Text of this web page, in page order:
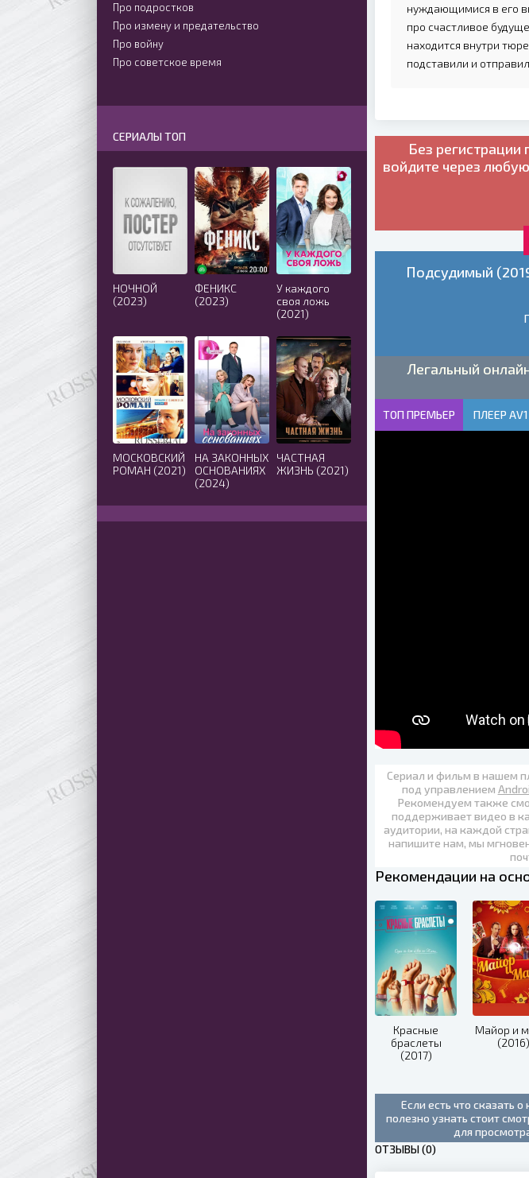
нуждающимися в его
про счастливое
находится внутри
подставили и
Без регистрации
войдите через
Подсудимый
Легальный
ТОП ПРЕМЬЕР ПЛЕЕР AV1
Сериал и фильм в нашем
под управлением
Рекомендуем также
поддерживает видео в
аудитории, на каждой
напишите нам, мы
Рекомендации на
Красные
браслеты
(2017)
Майор и
(2016)
Если есть что сказать
полезно узнать стоит
для
ОТЗЫВЫ (0)
Про подростков
Про измену и предательство
Про войну
Про советское время
СЕРИАЛЫ ТОП
НОЧНОЙ
(2023)
ФЕНИКС
(2023)
У каждого
своя ложь
(2021)
МОСКОВСКИЙ
РОМАН (2021)
НА ЗАКОННЫХ
ОСНОВАНИЯХ
(2024)
ЧАСТНАЯ
ЖИЗНЬ (2021)